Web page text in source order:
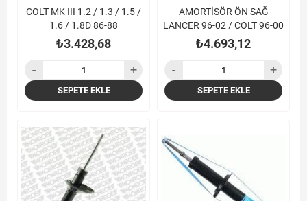
COLT MK III 1.2 / 1.3 / 1.5 /
1.6 / 1.8D 86-88
₺3.428,68
SEPETE EKLE
AMORTİSÖR ÖN SAĞ
LANCER 96-02 / COLT 96-00
₺4.693,12
SEPETE EKLE